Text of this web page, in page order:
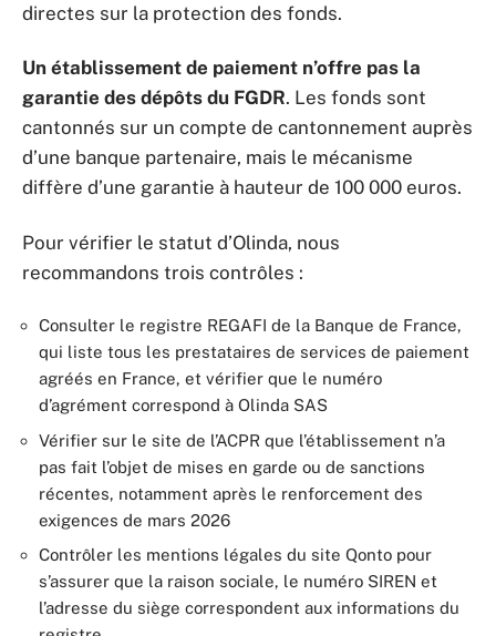
directes sur la protection des fonds.
Un établissement de paiement n’offre pas la
garantie des dépôts du FGDR. Les fonds sont
cantonnés sur un compte de cantonnement auprès
d’une banque partenaire, mais le mécanisme
diffère d’une garantie à hauteur de 100 000 euros.
Pour vérifier le statut d’Olinda, nous
recommandons trois contrôles :
Consulter le registre REGAFI de la Banque de France,
qui liste tous les prestataires de services de paiement
agréés en France, et vérifier que le numéro
d’agrément correspond à Olinda SAS
Vérifier sur le site de l’ACPR que l’établissement n’a
pas fait l’objet de mises en garde ou de sanctions
récentes, notamment après le renforcement des
exigences de mars 2026
Contrôler les mentions légales du site Qonto pour
s’assurer que la raison sociale, le numéro SIREN et
l’adresse du siège correspondent aux informations du